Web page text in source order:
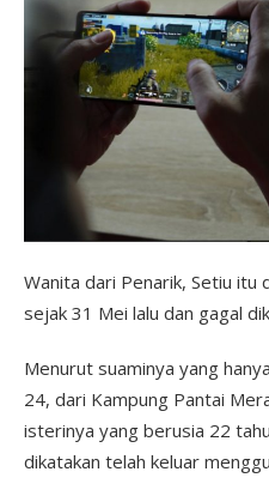
Wanita dari Penarik, Setiu itu
sejak 31 Mei lalu dan gagal
Menurut suaminya yang
24, dari Kampung Pantai
isterinya yang berusia 22
dikatakan telah keluar